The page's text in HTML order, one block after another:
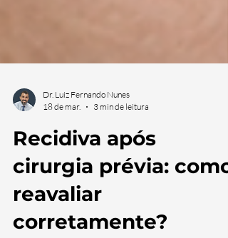
18 de mar.
3 min de leitura
Recidiva após
cirurgia prévia: como
reavaliar